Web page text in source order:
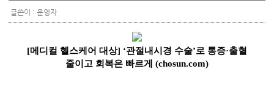
글쓴이 : 운영자
[메디컬 헬스케어 대상] ‘관절내시경 수술’로 통증·출혈
줄이고 회복은 빠르게 (chosun.com)